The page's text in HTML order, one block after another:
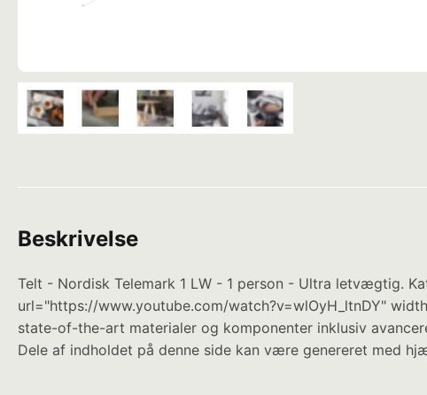
Beskrivelse
Telt - Nordisk Telemark 1 LW - 1 person - Ultra letvægtig.
url="https://www.youtube.com/watch?v=wlOyH_ltnDY"
state-of-the-art materialer og komponenter inklusiv
Dele af indholdet på denne side kan være genereret med